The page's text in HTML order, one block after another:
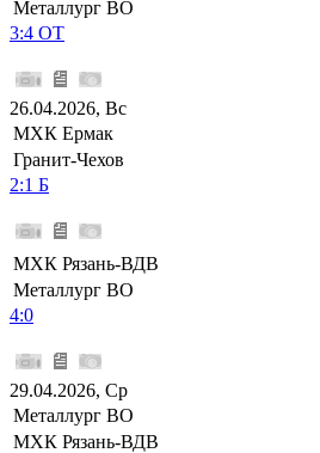
Металлург ВО
3:4 ОТ
26.04.2026, Вс
МХК Ермак
Гранит-Чехов
2:1 Б
МХК Рязань-ВДВ
Металлург ВО
4:0
29.04.2026, Ср
Металлург ВО
МХК Рязань-ВДВ